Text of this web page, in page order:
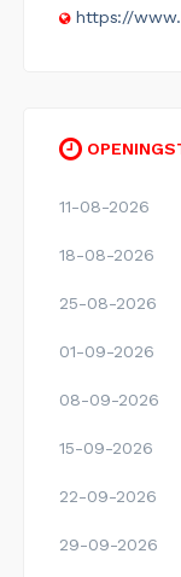
https://
11-08-2026
18-08-2026
25-08-2026
01-09-2026
08-09-2026
15-09-2026
22-09-2026
29-09-2026